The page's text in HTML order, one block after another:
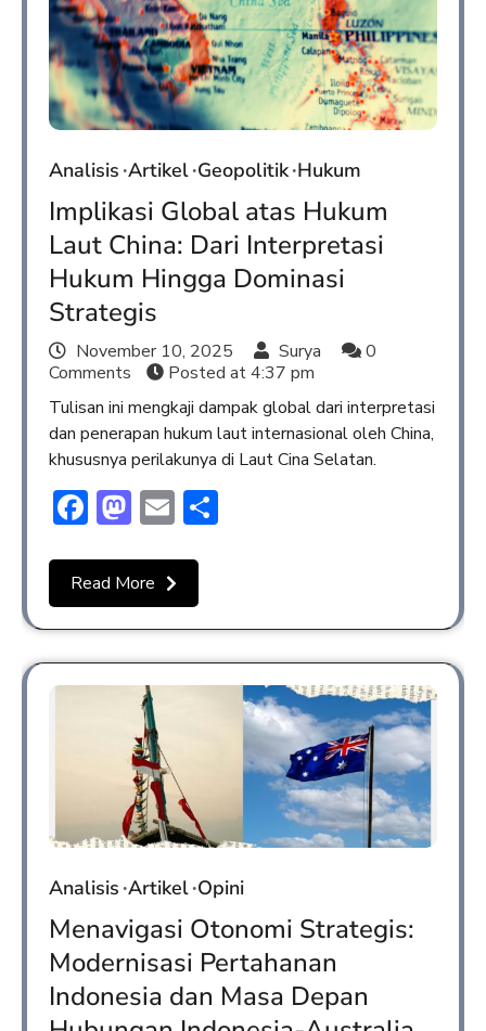
Analisis Artikel Geopolitik Hukum
Implikasi Global atas Hukum
Laut China: Dari Interpretasi
Hukum Hingga Dominasi
Strategis
November 10, 2025 Surya
0
Comments
Posted at4:37 pm
Tulisan ini mengkaji dampak global dari interpretasi
dan penerapan hukum laut internasional oleh China,
khususnya perilakunya di Laut Cina Selatan.
Facebook
Mastodon
Email
Read More
Analisis Artikel Opini
Menavigasi Otonomi Strategis:
Modernisasi Pertahanan
Indonesia dan Masa Depan